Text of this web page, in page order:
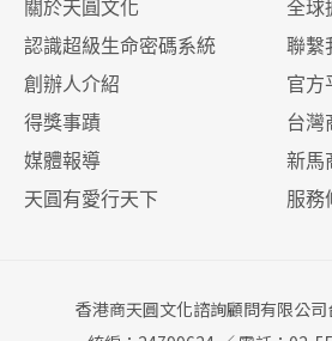
關於天圓文化
認識超級生命密碼系統
創辦人介紹
得獎事蹟
媒體報導
天圓有愛行天下
全球
聯繫
官方
台灣
新馬
服務
香港商天圓文化諮詢顧問有限公司